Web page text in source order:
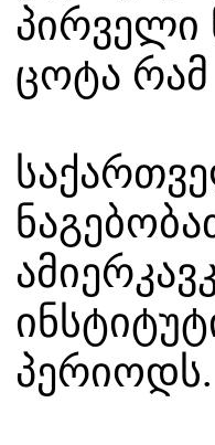
პირველი
ცოტა რამ
პერიოდს.